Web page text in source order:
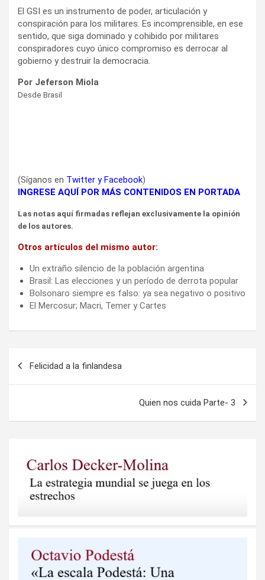
El GSI es un instrumento de poder, articulación y
conspiración para los militares. Es incomprensible, en ese
sentido, que siga dominado y cohibido por militares
conspiradores cuyo único compromiso es derrocar al
gobierno y destruir la democracia.
Por Jeferson Miola
Desde Brasil
(Síganos en Twitter yFacebook)
INGRESE AQUÍ POR MÁS CONTENIDOS EN PORTADA
Las notas aquí firmadas reflejan exclusivamente la opinión
de los autores.
Otros artículos del mismo autor:
Un extraño silencio de la población argentina
Brasil: Las elecciones y un período de derrota popular
Bolsonaro siempre es falso: ya sea negativo o positivo
El Mercosur; Macri, Temer y Cartes
Felicidad a la finlandesa
Quien nos cuida Parte- 3